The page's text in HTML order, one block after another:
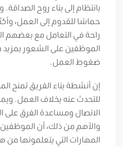
بانتظام إلى بناء روح
حماسًا للقدوم إلى العمل،
راحة في التعامل مع بعضهم
الموظفين على الشعور بمزيد
ضغوط العمل.
إن أنشطة بناء الفريق تمنح
للتحدث عنه بخلاف العمل.
الاتصال ومساعدة الفرق على
والأهم من ذلك، أن
المهارات التي يتعلمونها من